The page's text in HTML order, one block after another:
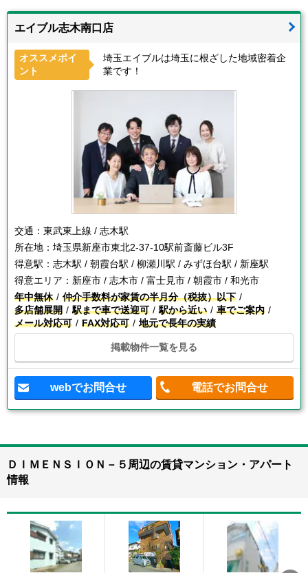
エイブル志木南口店
オススメポイ
ント
埼玉エイブルは埼玉に根ざした地域密着企
業です！
交通： 東武東上線 / 志木駅
所在地： 埼玉県新座市東北2-37-10駅前斎藤ビル3F
得意駅： 志木駅 / 朝霞台駅 / 柳瀬川駅 / みずほ台駅 / 新座駅
得意エリア： 新座市 / 志木市 / 富士見市 / 朝霞市 / 和光市
年中無休
仲介手数料が家賃の半月分（税抜）以下
多店舗展開
駅まで車で送迎可 駅から近い
車でご案内
メール対応可
FAX対応可 地元で長年の実績
掲載物件一覧を見る
webでお問合せ 電話でお問合せ
ＤＩＭＥＮＳＩＯＮ－５周辺の賃貸マンション・アパート
情報